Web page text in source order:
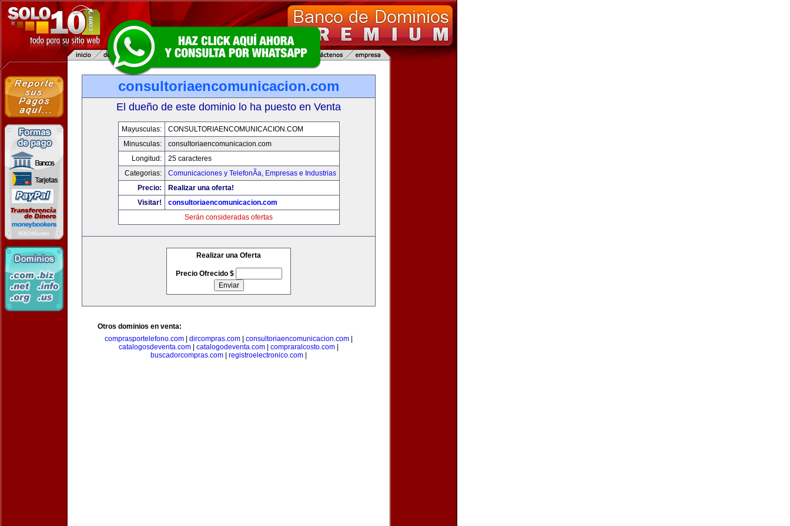
consultoriaencomunicacion.com
El dueño de este dominio lo ha puesto en Venta
Mayusculas:
CONSULTORIAENCOMUNICACION.COM
Minusculas:
consultoriaencomunicacion.com
Longitud:
25 caracteres
Categorias:
Comunicaciones y TelefonÃ­a, Empresas e Industrias
Precio:
Realizar una oferta!
Visitar!
consultoriaencomunicacion.com
Serán consideradas ofertas
Realizar una Oferta
Precio Ofrecido $
Otros dominios en venta:
comprasportelefono.com
dircompras.com consultoriaencomunicacion.com
catalogosdeventa.com
catalogodeventa.com compraralcosto.com
buscadorcompras.com
registroelectronico.com